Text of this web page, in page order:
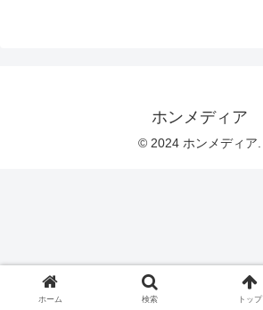
ホンメディア
© 2024 ホンメディア.
ホーム 検索 トップ